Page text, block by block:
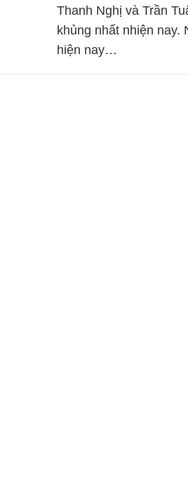
Thanh Nghị và Trần
khủng nhất nhiện nay.
hiện nay…